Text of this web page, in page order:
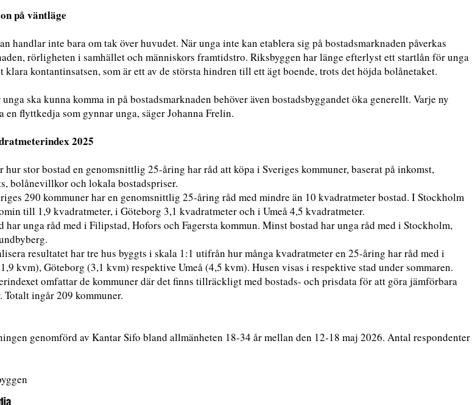
på väntläge
handlar inte bara om tak över huvudet. När unga inte kan etablera sig på bostadsmarknaden påverkas
rörligheten i samhället och människors framtidstro. Riksbyggen har länge efterlyst ett startlån för unga
klara kontantinsatsen, som är ett av de största hindren till ett ägt boende, trots det höjda bolånetaket.
ska kunna komma in på bostadsmarknaden behöver även bostadsbyggandet öka generellt. Varje ny
en flyttkedja som gynnar unga, säger Johanna Frelin.
2025
hur stor bostad en genomsnittlig 25-åring har råd att köpa i Sveriges kommuner, baserat på inkomst,
bolånevillkor och lokala bostadspriser.
290 kommuner har en genomsnittlig 25-åring råd med mindre än 10 kvadratmeter bostad. I Stockholm
till 1,9 kvadratmeter, i Göteborg 3,1 kvadratmeter och i Umeå 4,5 kvadratmeter.
har unga råd med i Filipstad, Hofors och Fagersta kommun. Minst bostad har unga råd med i Stockholm,
resultatet har tre hus byggts i skala 1:1 utifrån hur många kvadratmeter en 25-åring har råd med i
kvm), Göteborg (3,1 kvm) respektive Umeå (4,5 kvm). Husen visas i respektive stad under sommaren.
omfattar de kommuner där det finns tillräckligt med bostads- och prisdata för att göra jämförbara
Totalt ingår 209 kommuner.
genomförd av Kantar Sifo bland allmänheten 18-34 år mellan den 12-18 maj 2026. Antal respondenter